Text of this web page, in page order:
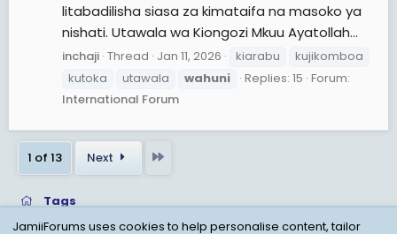
litabadilisha siasa za kimataifa na masoko ya
nishati. Utawala wa Kiongozi Mkuu Ayatollah...
inchaji Thread Jan 11, 2026 kiarabu
kujikomboa
kutoka
utawala wahuni Replies: 15 Forum:
International Forum
1 of 13 Next
Tags
JamiiForums uses cookies to help personalise content, tailor